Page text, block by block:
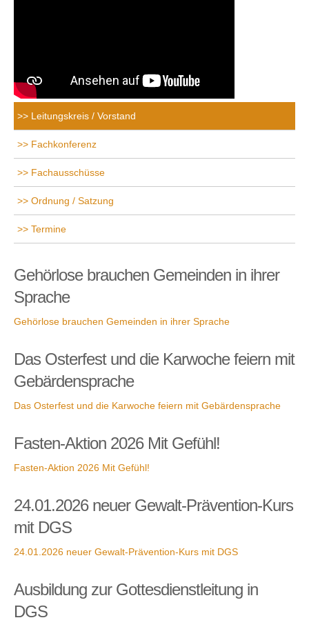
Leitungskreis / Vorstand
Fachkonferenz
Fachausschüsse
Ordnung / Satzung
Termine
Gehörlose brauchen Gemeinden in ihrer
Sprache
Gehörlose brauchen Gemeinden in ihrer Sprache
Das Osterfest und die Karwoche feiern mit
Gebärdensprache
Das Osterfest und die Karwoche feiern mit Gebärdensprache
Fasten-Aktion 2026 Mit Gefühl!
Fasten-Aktion 2026 Mit Gefühl!
24.01.2026 neuer Gewalt-Prävention-Kurs
mit DGS
24.01.2026 neuer Gewalt-Prävention-Kurs mit DGS
Ausbildung zur Gottesdienstleitung in
DGS